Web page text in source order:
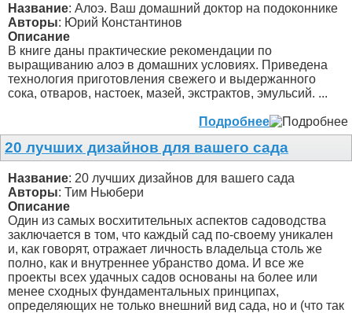
Название: Алоэ. Ваш домашний доктор на подоконнике
Авторы: Юрий Константинов
Описание
В книге даны практические рекомендации по
выращиванию алоэ в домашних условиях. Приведена
технология приготовления свежего и выдержанного
сока, отваров, настоек, мазей, экстрактов, эмульсий. ...
Подробнее
20 лучших дизайнов для вашего сада
Название: 20 лучших дизайнов для вашего сада
Авторы: Тим Ньюбери
Описание
Один из самых восхитительных аспектов садоводства
заключается в том, что каждый сад по-своему уникален
и, как говорят, отражает личность владельца столь же
полно, как и внутреннее убранство дома. И все же
проекты всех удачных садов основаны на более или
менее сходных фундаментальных принципах,
определяющих не только внешний вид сада, но и (что так